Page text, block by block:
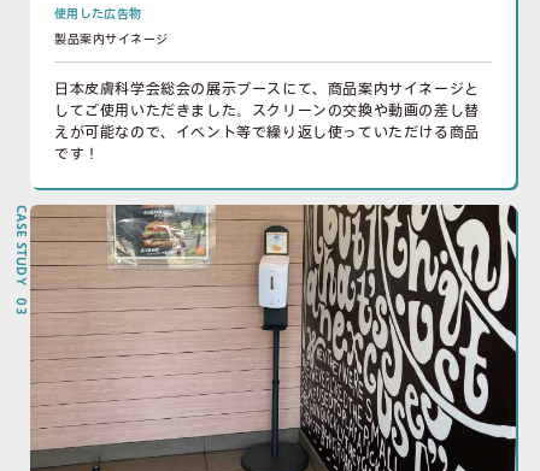
使用した広告物
製品案内サイネージ
日本皮膚科学会総会の展示ブースにて、商品案内サイネージと
してご使用いただきました。スクリーンの交換や動画の差し替
えが可能なので、イベント等で繰り返し使っていただける商品
です！
CASE STUDY 03